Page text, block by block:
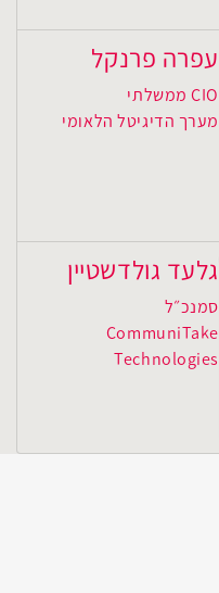
עפרה פרנקל
CIO ממשלתי
מערך הדיגיטל הלאומי
גלעד גולדשטיין
סמנכ״ל
CommuniTake
Technologies